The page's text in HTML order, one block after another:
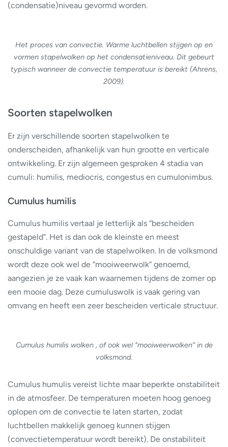
(condensatie)niveau gevormd worden.
Het proces van convectie. Warme luchtbellen stijgen op en
vormen stapelwolken op het condensatieniveau. Dit gebeurt
typisch wanneer de convectie temperatuur is bereikt (Ahrens,
2009).
Soorten stapelwolken
Er zijn verschillende soorten stapelwolken te
onderscheiden, afhankelijk van hun grootte en verticale
ontwikkeling. Er zijn algemeen gesproken 4 stadia van
cumuli: humilis, mediocris, congestus en cumulonimbus.
Cumulus humilis
Cumulus humilis vertaal je letterlijk als “bescheiden
gestapeld”. Het is dan ook de kleinste en meest
onschuldige variant van de stapelwolken. In de volksmond
wordt deze ook wel de “mooiweerwolk” genoemd,
aangezien je ze vaak kan waarnemen tijdens de zomer op
een mooie dag. Deze cumuluswolk is vaak gering van
omvang en heeft een zeer bescheiden verticale structuur.
Cumulus humilis wolken , of ook wel “mooiweerwolken” in de
volksmond.
Cumulus humulis vereist lichte maar beperkte onstabiliteit
in de atmosfeer. De temperaturen moeten hoog genoeg
oplopen om de convectie te laten starten, zodat
luchtbellen makkelijk genoeg kunnen stijgen
(convectietemperatuur wordt bereikt). De onstabiliteit